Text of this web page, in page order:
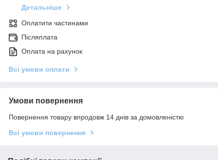
Детальніше
Оплатити частинами
Післяплата
Оплата на рахунок
Всі умови оплати
Умови повернення
Повернення товару впродовж 14 днів за домовленістю
Всі умови повернення